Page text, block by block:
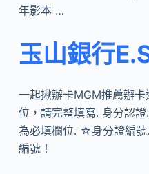
年影本 …
玉山銀行
一起揪辦卡MGM推薦辦
位，請完整填寫. 身分認
為必填欄位. ☆身分證編
編號！